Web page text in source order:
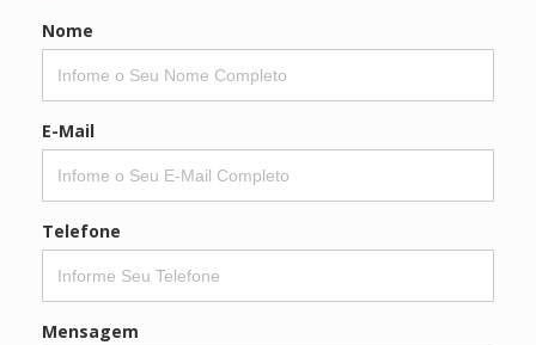
Nome
E-Mail
Telefone
Mensagem